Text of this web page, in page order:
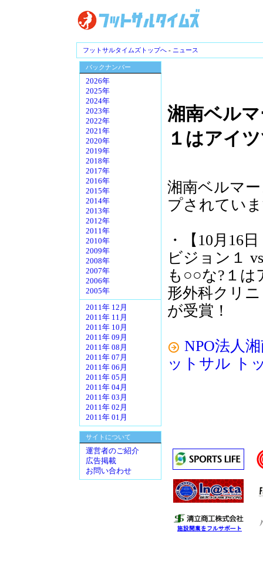
フットサルタイムズトップへ - ニュース
バックナンバー
2026年
2025年
2024年
2023年
2022年
2021年
2020年
2019年
2018年
2017年
2016年
2015年
2014年
2013年
2012年
2011年
2010年
2009年
2008年
2007年
2006年
2005年
2011年 12月
2011年 11月
2011年 10月
2011年 09月
2011年 08月
2011年 07月
2011年 06月
2011年 05月
2011年 04月
2011年 03月
2011年 02月
2011年 01月
サイトについて
運営者のご紹介
広告掲載
お問い合わせ
湘南ベル
１はアイ
湘南ベルマ
プされてい
・【10月16
ビジョン１
も○○な?１は
形外科クリ
が受賞！
NPO法人
ットサル ト